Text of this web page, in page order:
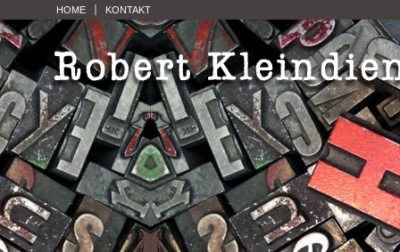
HOME KONTAKT